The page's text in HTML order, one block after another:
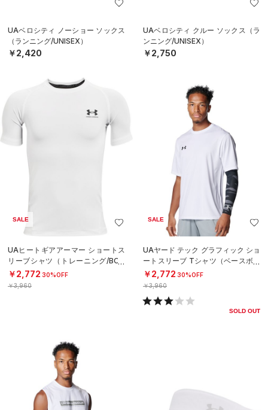
UAベロシティ ノーショー ソックス
（ランニング/UNISEX）
￥2,420
UAベロシティ クルー ソックス（ラ
ンニング/UNISEX）
￥2,750
SALE
UAヒートギアアーマー ショートス
リーブシャツ（トレーニング/BOY
S）
￥2,772 30%OFF
￥3,960
SALE
UAヤード テック グラフィック ショ
ートスリーブ Tシャツ（ベースボー
ル/MEN）
￥2,772 30%OFF
￥3,960
SOLD OUT